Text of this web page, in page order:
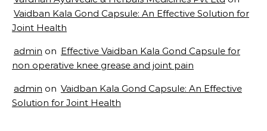
Vaidban Kala Gond Capsule: An Effective Solution for
Joint Health
admin on Effective Vaidban Kala Gond Capsule for
non operative knee grease and joint pain
admin on Vaidban Kala Gond Capsule: An Effective
Solution for Joint Health